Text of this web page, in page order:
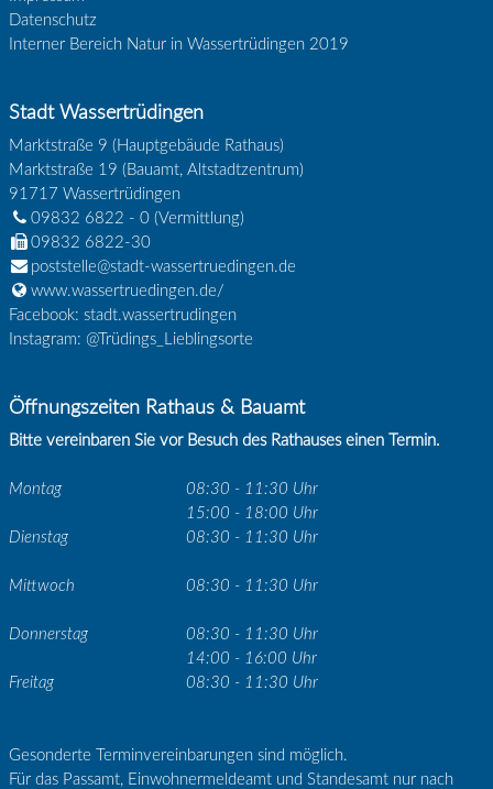
Datenschutz
Interner Bereich Natur in Wassertrüdingen 2019
Stadt Wassertrüdingen
Marktstraße 9 (Hauptgebäude Rathaus)
Marktstraße 19 (Bauamt, Altstadtzentrum)
91717 Wassertrüdingen
09832 6822 - 0(Vermittlung)
09832 6822-30
poststelle@stadt-wassertruedingen.de
www.wassertruedingen.de/
Facebook: stadt.wassertrudingen
Instagram: @Trüdings_Lieblingsorte
Öffnungszeiten Rathaus & Bauamt
Bitte vereinbaren Sie vor Besuch des Rathauses einen Termin.
Montag
08:30 - 11:30 Uhr
15:00 - 18:00 Uhr
Dienstag
08:30 - 11:30 Uhr
Mittwoch 08:30 - 11:30 Uhr
Donnerstag
08:30 - 11:30 Uhr
14:00 - 16:00 Uhr
Freitag
08:30 - 11:30 Uhr
Gesonderte Terminvereinbarungen sind möglich.
Für das Passamt, Einwohnermeldeamt und Standesamt nur nach